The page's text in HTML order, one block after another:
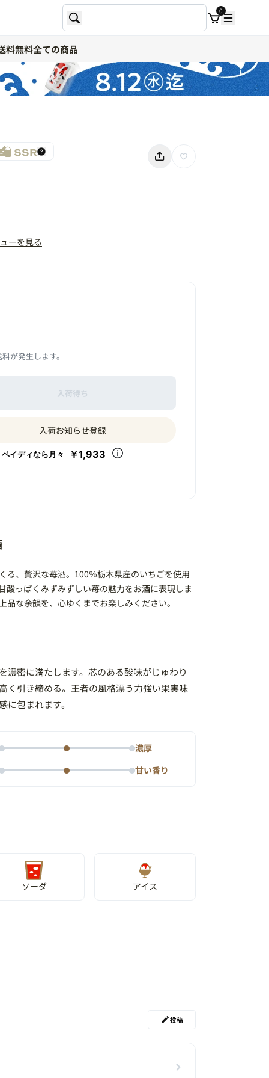
0
料無料全ての商品
ーを見る
料が発生します。
入荷待ち
入荷お知らせ登録
ペイディなら月々 ￥1,933
る、贅沢な苺酒。100％栃木県産のいちごを使用
酸っぱくみずみずしい苺の魅力をお酒に表現しま
品な余韻を、心ゆくまでお楽しみください。
濃密に満たします。芯のある酸味がじゅわり
く引き締める。王者の風格漂う力強い果実味
に包まれます。
濃厚
甘い香り
ソーダ アイス
投稿